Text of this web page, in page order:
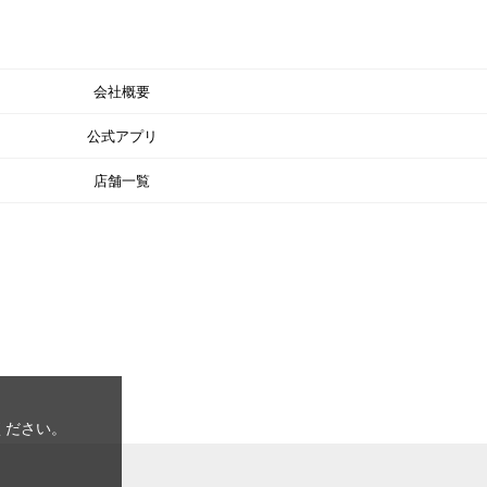
会社概要
公式アプリ
店舗一覧
さい。